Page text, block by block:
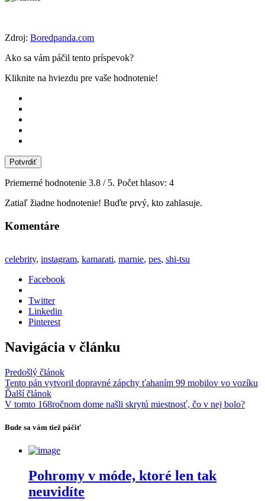
Zdroj: Boredpanda.com
Ako sa vám páčil tento príspevok?
Kliknite na hviezdu pre vaše hodnotenie!
Potvrdiť
Priemerné hodnotenie 3.8 / 5. Počet hlasov: 4
Zatiaľ žiadne hodnotenie! Buďte prvý, kto zahlasuje.
Komentáre
celebrity, instagram, kamarati, marnie, pes, shi-tsu
Facebook
Twitter
Linkedin
Pinterest
Navigácia v článku
Predošlý článok
Tento pán vytvoril dopravné zápchy ťahaním 99 mobilov vo vozíku
Ďalší článok
V tomto 168ročnom dome našli skrytú miestnosť, čo v nej bolo?
Bude sa vám tiež páčiť
Pohromy v móde, ktoré len tak
neuvidíte